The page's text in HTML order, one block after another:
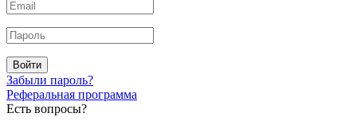
Войти
Забыли пароль?
Реферальная программа
Есть вопросы?